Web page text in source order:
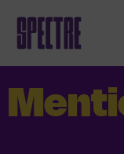
Aller